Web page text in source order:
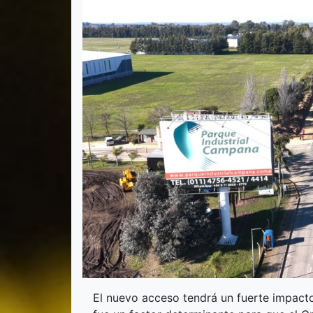
El nuevo acceso tendrá un fuerte